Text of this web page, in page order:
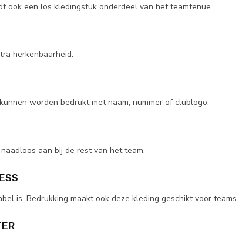
ook een los kledingstuk onderdeel van het teamtenue.
herkenbaarheid.
worden bedrukt met naam, nummer of clublogo.
aan bij de rest van het team.
is. Bedrukking maakt ook deze kleding geschikt voor teams